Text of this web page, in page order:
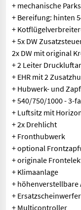
+ mechanische
+ Bereifung: hinten
+
+ 5x DW
2x DW mit original
+ 2 Leiter
+ EHR mit 2
+ Hubwerk- und
+ 540/750/1000 - 3-
+ Luftsitz mit
+ 2x Drehlicht
+ Fronthubwerk
+ optional
+ originale
+ Klimaanlage
+
+ Ersatzscheinwerfer
+ Multicontroller